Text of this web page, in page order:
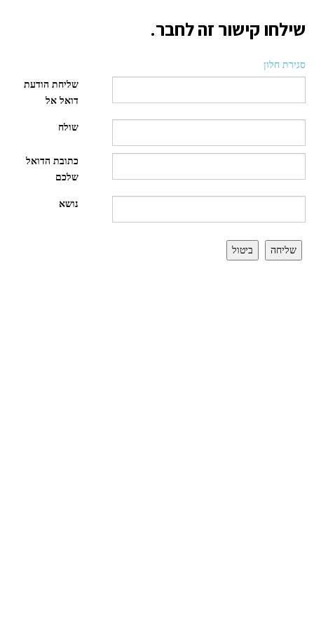
שילחו קישור זה לחבר.
סגירת חלון
שליחת הודעת
דואל אל
שולח
כתובת הדואל
שלכם
נושא
שליחה ביטול